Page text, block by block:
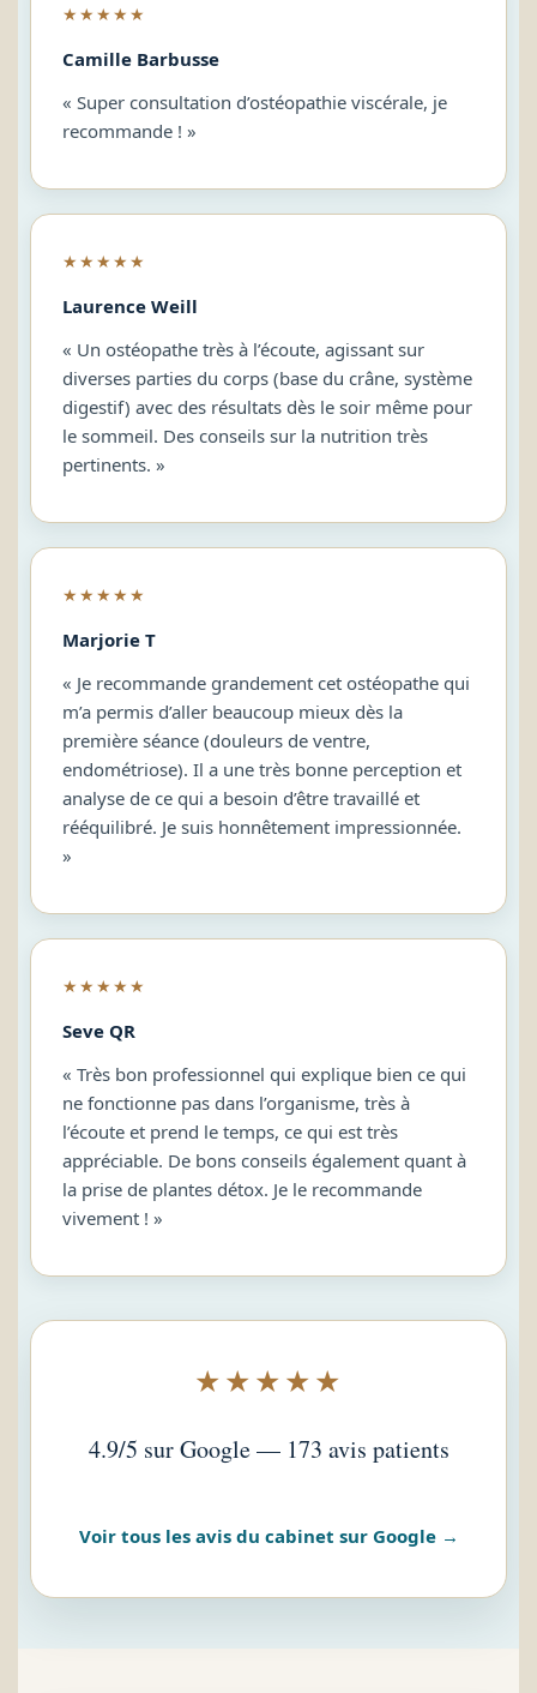
★★★★★
Camille Barbusse
« Super consultation d’ostéopathie viscérale, je
recommande ! »
★★★★★
Laurence Weill
« Un ostéopathe très à l’écoute, agissant sur
diverses parties du corps (base du crâne, système
digestif) avec des résultats dès le soir même pour
le sommeil. Des conseils sur la nutrition très
pertinents. »
★★★★★
Marjorie T
« Je recommande grandement cet ostéopathe qui
m’a permis d’aller beaucoup mieux dès la
première séance (douleurs de ventre,
endométriose). Il a une très bonne perception et
analyse de ce qui a besoin d’être travaillé et
rééquilibré. Je suis honnêtement impressionnée.
»
★★★★★
Seve QR
« Très bon professionnel qui explique bien ce qui
ne fonctionne pas dans l’organisme, très à
l’écoute et prend le temps, ce qui est très
appréciable. De bons conseils également quant à
la prise de plantes détox. Je le recommande
vivement ! »
★★★★★
4.9/5 sur Google — 173 avis patients
Voir tous les avis du cabinet sur Google →